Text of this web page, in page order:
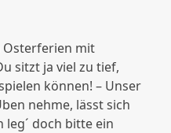
mit
sitzt ja viel zu tief,
können! – Unser
nehme, lässt sich
leg´ doch bitte ein